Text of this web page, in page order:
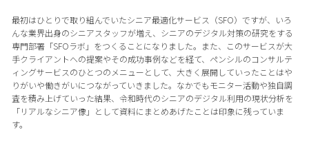
最初はひとりで取り組んでいたシニア最適化サービス（SFO）ですが、いろ
んな業界出身のシニアスタッフが増え、シニアのデジタル対策の研究をする
専門部署「SFOラボ」をつくることになりました。また、このサービスが大
手クライアントへの提案やその成功事例などを経て、ペンシルのコンサルテ
ィングサービスのひとつのメニューとして、大きく展開していったことはや
りがいや働きがいにつながっていきました。なかでもモニター活動や独自調
査を積み上げていった結果、令和時代のシニアのデジタル利用の現状分析を
「リアルなシニア像」として資料にまとめあげたことは印象に残っていま
す。